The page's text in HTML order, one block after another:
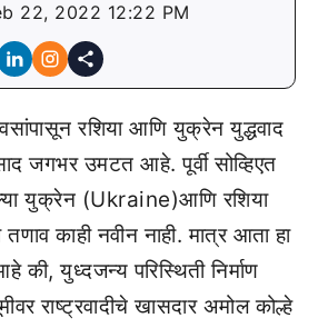
22, 2022 12:22 PM
रशिया आणि युक्रेन युद्धवाद
जगभर उमटत आहे. पूर्वी सोव्हिएत
युक्रेन (Ukraine)आणि रशिया
काही नवीन नाही. मात्र आता हा
की, युध्दजन्य परिस्थिती निर्माण
राष्ट्रवादीचे खासदार अमोल कोल्हे